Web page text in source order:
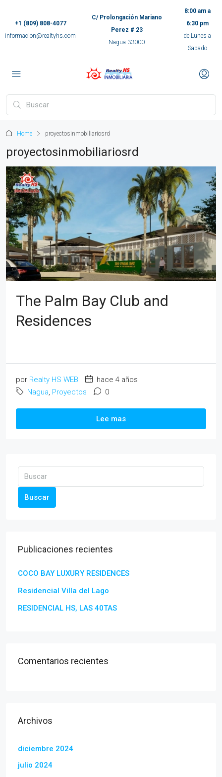
+1 (809) 808-4077
informacion@realtyhs.com
C/ Prolongación Mariano
Perez # 23
Nagua 33000
8:00 am a
6:30 pm
de Lunes a
Sabado
Home proyectosinmobiliariosrd
proyectosinmobiliariosrd
The Palm Bay Club and
Residences
...
por Realty HS WEB
hace 4 años
Nagua, Proyectos 0
Lee mas
Buscar
Publicaciones recientes
COCO BAY LUXURY RESIDENCES
Residencial Villa del Lago
RESIDENCIAL HS, LAS 40TAS
Comentarios recientes
Archivos
diciembre 2024
julio 2024